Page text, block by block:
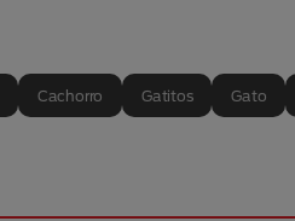
Cachorro Gatitos Gato